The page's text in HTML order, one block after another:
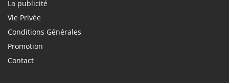
La publicité
Vie Privée
Conditions Générales
Promotion
Contact